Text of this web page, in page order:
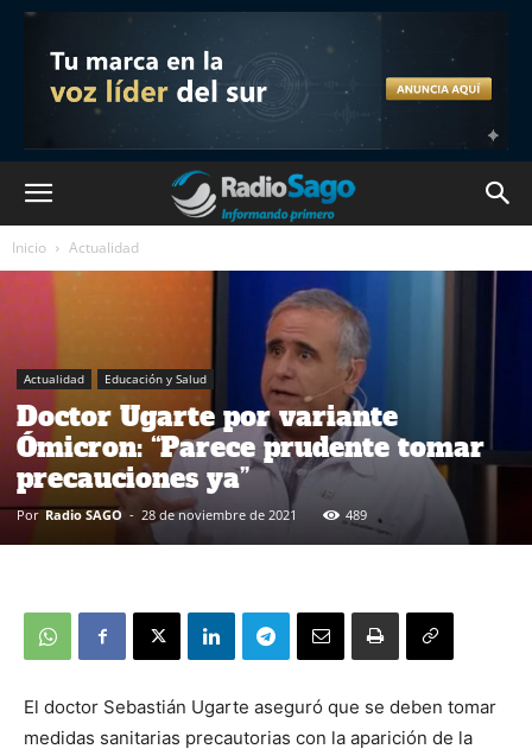
Inicio Actualidad
Actualidad Educación y Salud
Doctor Ugarte por variante
Ómicron: “Parece prudente tomar
precauciones ya”
Por Radio SAGO - 28 de noviembre de 2021 489
El doctor Sebastián Ugarte aseguró que se deben tomar
medidas sanitarias precautorias con la aparición de la